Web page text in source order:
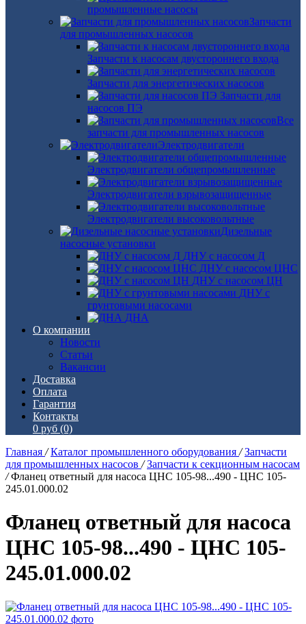
промышленные насосы
Запчасти
для промышленных насосов
Запчасти к насосам двустороннего входа
Запчасти для энергетических насосов
Запчасти для
насосов ПЭ
Все
запчасти для промышленных насосов
Электродвигатели
Электродвигатели общепромышленные
Электродвигатели взрывозащищенные
Электродвигатели высоковольтные
Дизельные
насосные установки
ДНУ с насосом Д
ДНУ с насосом ЦНС
ДНУ с насосом ЦН
ДНУ с
грунтовыми насосами
ДНА
О компании
Новости
Статьи
Вакансии
Доставка
Оплата
Гарантия
Контакты
0 руб (0)
Главная / Каталог промышленного оборудования / Запчасти
для промышленных насосов / Запчасти к секционным насосам
/ Фланец ответный для насоса ЦНС 105-98...490 - ЦНС 105-
245.01.000.02
Фланец ответный для насоса
ЦНС 105-98...490 - ЦНС 105-
245.01.000.02